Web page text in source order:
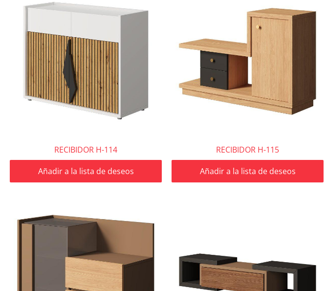
RECIBIDOR H-114
Añadir a la lista de deseos
RECIBIDOR H-115
Añadir a la lista de deseos